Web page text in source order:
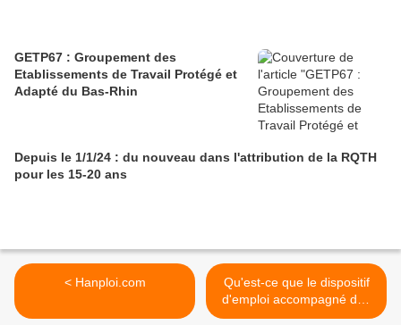
GETP67 : Groupement des
Etablissements de Travail Protégé et
Adapté du Bas-Rhin
Depuis le 1/1/24 : du nouveau dans l'attribution de la RQTH
pour les 15-20 ans
< Hanploi.com
Qu'est-ce que le dispositif
d'emploi accompagné des
travailleurs handicapés ? >